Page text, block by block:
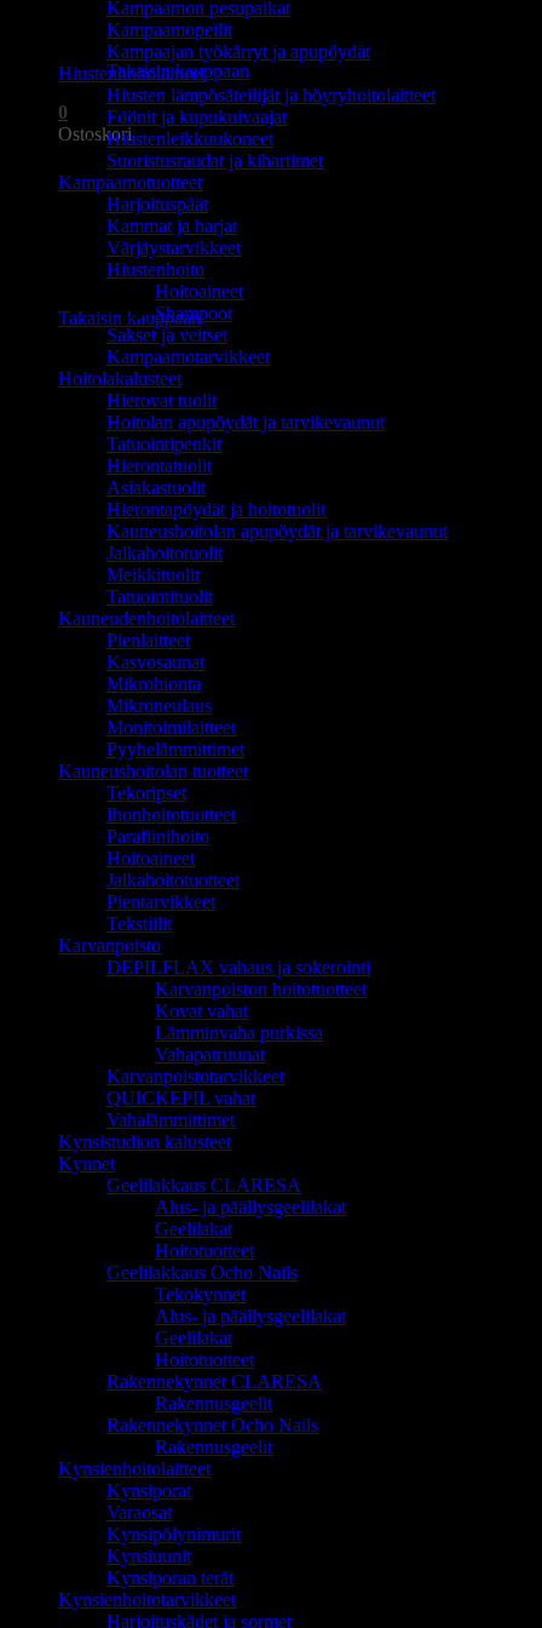
Ostoskori on tyhjä.
Takaisin kauppaan
0
Ostoskori
Ostoskori on tyhjä.
Takaisin kauppaan
Kampaamon pesupaikat
Kampaamopeilit
Kampaajan työkärryt ja apupöydät
Hiustenhoitolaitteet
Hiusten lämpösäteilijät ja höyryhoitolaitteet
Föönit ja kupukuivaajat
Hiustenleikkuukoneet
Suoristusraudat ja kihartimet
Kampaamotuotteet
Harjoituspäät
Kammat ja harjat
Värjäystarvikkeet
Hiustenhoito
Hoitoaineet
Shampoot
Sakset ja veitset
Kampaamotarvikkeet
Hoitolakalusteet
Hierovat tuolit
Hoitolan apupöydät ja tarvikevaunut
Tatuointipenkit
Hierontatuolit
Asiakastuolit
Hierontapöydät ja hoitotuolit
Kauneushoitolan apupöydät ja tarvikevaunut
Jalkahoitotuolit
Meikkituolit
Tatuointituolit
Kauneudenhoitolaitteet
Pienlaitteet
Kasvosaunat
Mikrohionta
Mikroneulaus
Monitoimilaitteet
Pyyhelämmittimet
Kauneushoitolan tuotteet
Tekoripset
Ihonhoitotuotteet
Parafiinihoito
Hoitoaineet
Jalkahoitotuotteet
Pientarvikkeet
Tekstiilit
Karvanpoisto
DEPILFLAX vahaus ja sokerointi
Karvanpoiston hoitotuotteet
Kovat vahat
Lämminvaha purkissa
Vahapatruunat
Karvanpoistotarvikkeet
QUICKEPIL vahat
Vahalämmittimet
Kynsistudion kalusteet
Kynnet
Geelilakkaus CLARESA
Alus- ja päällysgeelilakat
Geelilakat
Hoitotuotteet
Geelilakkaus Ocho Nails
Tekokynnet
Alus- ja päällysgeelilakat
Geelilakat
Hoitotuotteet
Rakennekynnet CLARESA
Rakennusgeelit
Rakennekynnet Ocho Nails
Rakennusgeelit
Kynsienhoitolaitteet
Kynsiporat
Varaosat
Kynsipölynimurit
Kynsiuunit
Kynsiporan terät
Kynsienhoitotarvikkeet
Harjoituskädet ja sormet